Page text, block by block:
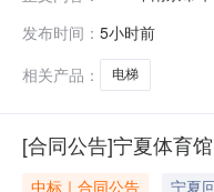
9时30分。2、
发布时间： 5小时前
相关产品：
电梯
[合同公告]宁夏体育
中标｜合同公告 宁夏